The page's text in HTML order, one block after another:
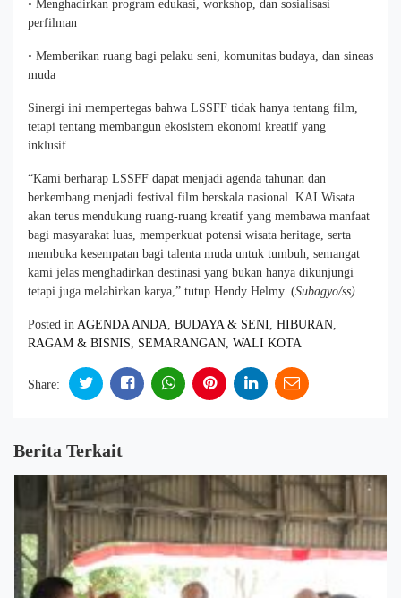
• Menghadirkan program edukasi, workshop, dan sosialisasi
perfilman
• Memberikan ruang bagi pelaku seni, komunitas budaya, dan sineas
muda
Sinergi ini mempertegas bahwa LSSFF tidak hanya tentang film,
tetapi tentang membangun ekosistem ekonomi kreatif yang
inklusif.
“Kami berharap LSSFF dapat menjadi agenda tahunan dan
berkembang menjadi festival film berskala nasional. KAI Wisata
akan terus mendukung ruang-ruang kreatif yang membawa manfaat
bagi masyarakat luas, memperkuat potensi wisata heritage, serta
membuka kesempatan bagi talenta muda untuk tumbuh, semangat
kami jelas menghadirkan destinasi yang bukan hanya dikunjungi
tetapi juga melahirkan karya,” tutup Hendy Helmy. (Subagyo/ss)
Posted in AGENDA ANDA BUDAYA & SENI HIBURAN
RAGAM & BISNIS
SEMARANGAN WALI KOTA
Share:
Berita Terkait